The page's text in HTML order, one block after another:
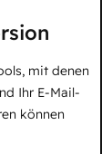
mit denen
Ihr E-Mail-
können